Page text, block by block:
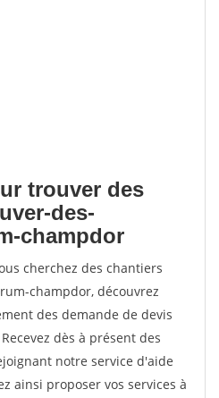
trouver des
des-
champdor
cherchez des chantiers
champdor, découvrez
des demande de devis
dès à présent des
notre service d'aide
ainsi proposer vos services à